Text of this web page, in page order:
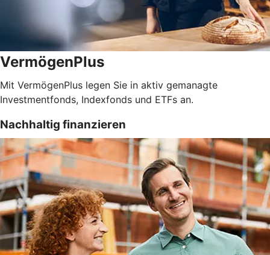
VermögenPlus
Mit VermögenPlus legen Sie in aktiv gemanagte
Investmentfonds, Indexfonds und ETFs an.
Nachhaltig finanzieren